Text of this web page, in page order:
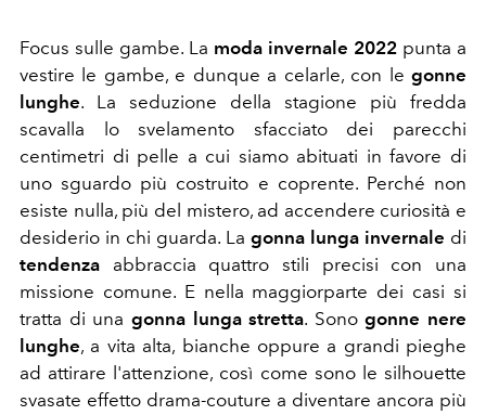
Focus sulle gambe. La moda invernale 2022 punta a
vestire le gambe, e dunque a celarle, con le gonne
lunghe. La seduzione della stagione più fredda
scavalla lo svelamento sfacciato dei parecchi
centimetri di pelle a cui siamo abituati in favore di
uno sguardo più costruito e coprente. Perché non
esiste nulla, più del mistero, ad accendere curiosità e
desiderio in chi guarda. La gonna lunga invernale di
tendenza abbraccia quattro stili precisi con una
missione comune. E nella maggiorparte dei casi si
tratta di una gonna lunga stretta. Sonogonne nere
lunghe, a vita alta, bianche oppure a grandi pieghe
ad attirare l'attenzione, così come sono le silhouette
svasate effetto drama-couture a diventare ancora più